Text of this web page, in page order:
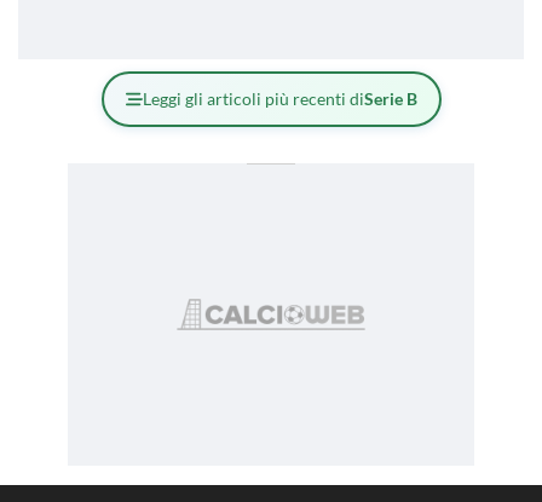
Leggi gli articoli più recenti diSerie B